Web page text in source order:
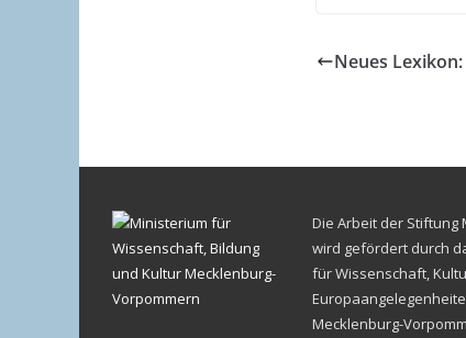
Neues Lexikon:
Die Arbeit der Stiftung
wird gefördert durch
für Wissenschaft,
Mecklenburg-